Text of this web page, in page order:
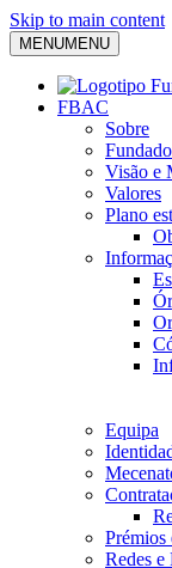
Skip to main content
MENUMENU
FBAC
Sobre
Visão e
Valores
Plano
Equipa
Prémios
Redes e